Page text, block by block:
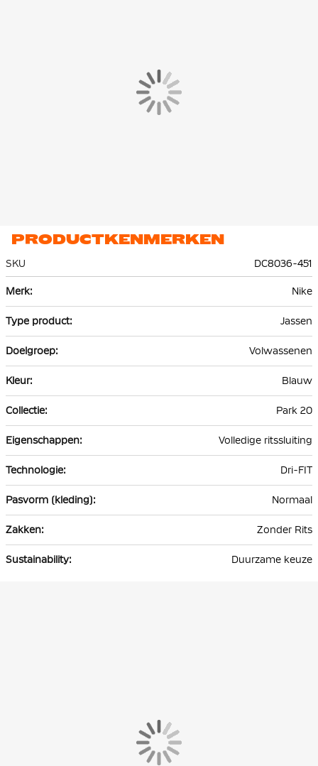
PRODUCTKENMERKEN
SKU
DC8036-451
informatie
Nike
Jassen
Volwassenen
Blauw
Park 20
Volledige ritssluiting
Dri-FIT
Normaal
Zonder Rits
Duurzame keuze